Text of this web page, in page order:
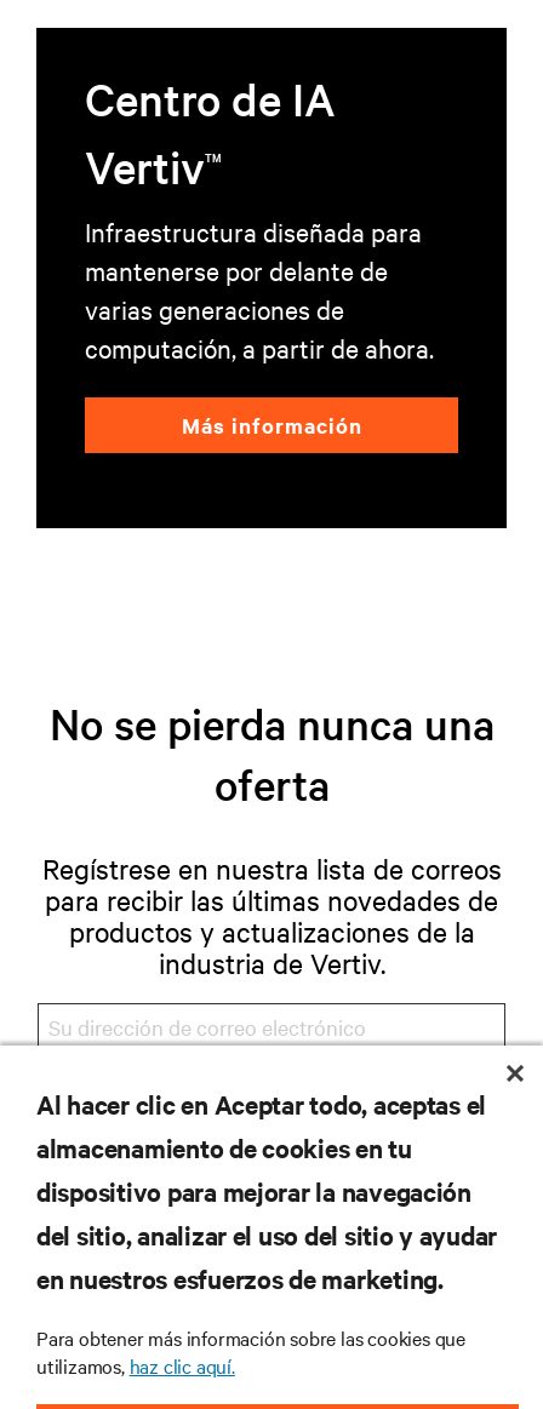
Centro de IA
VertivTM
Infraestructura diseñada para
mantenerse por delante de
varias generaciones de
computación, a partir de ahora.
Más información
No se pierda nunca una
oferta
Regístrese en nuestra lista de correos
para recibir las últimas novedades de
productos y actualizaciones de la
industria de Vertiv.
REGISTRARSE
RECURSOS
CORPORATIVO
Al hacer clic en Aceptar todo, aceptas el
almacenamiento de cookies en tu
dispositivo para mejorar la navegación
del sitio, analizar el uso del sitio y ayudar
en nuestros esfuerzos de marketing.
Para obtener más información sobre las cookies que
utilizamos, haz clic aquí.